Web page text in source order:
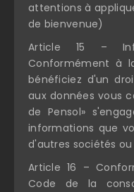
attentions à
de bienvenue)
Article 15 –
Conformément à
bénéficiez d'un
aux données vous
de Pensol»
informations que
d'autres sociétés
Article 16 –
Code de la